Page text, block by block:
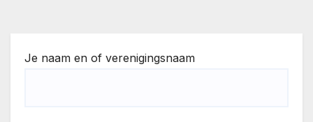
Je naam en of verenigingsnaam